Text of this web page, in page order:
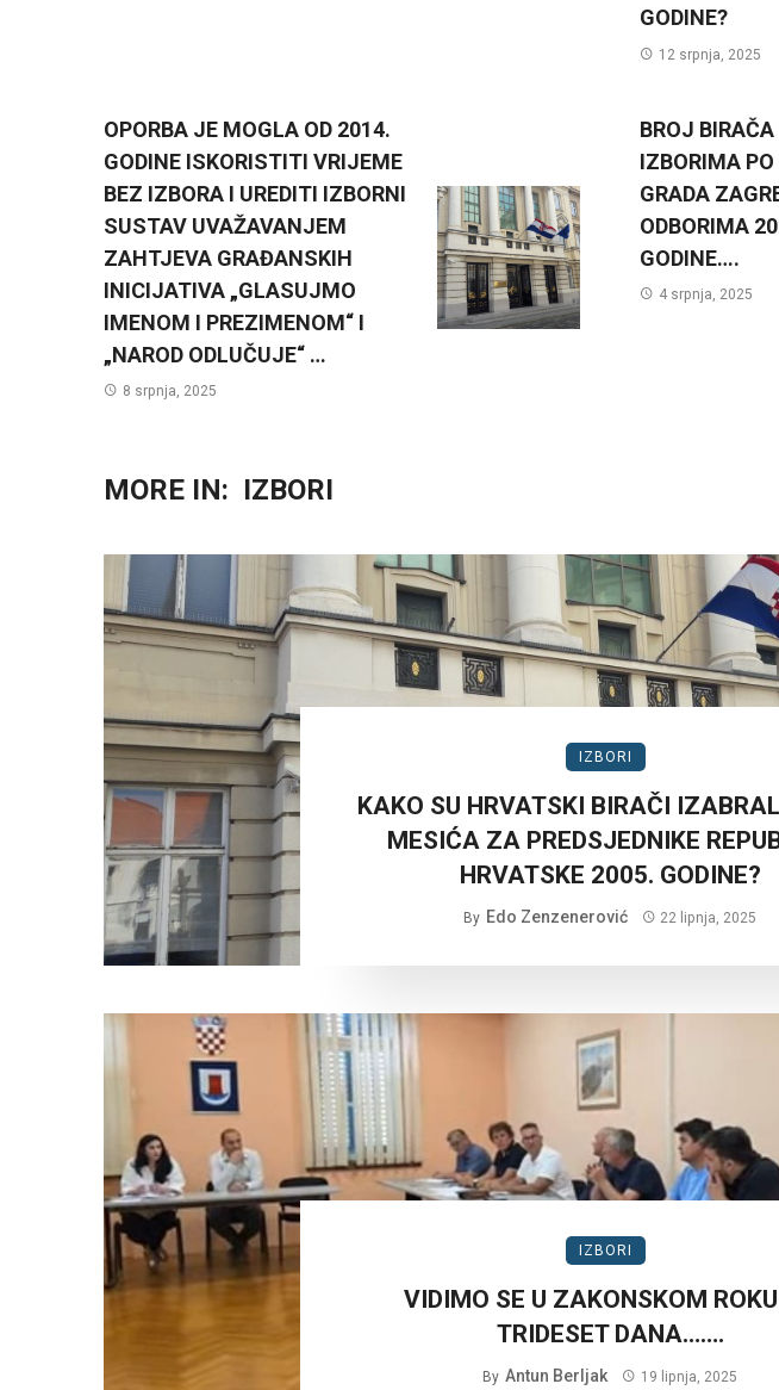
GODINE?
12 srpnja, 2025
OPORBA JE MOGLA OD 2014.
GODINE ISKORISTITI VRIJEME
BEZ IZBORA I UREDITI IZBORNI
SUSTAV UVAŽAVANJEM
ZAHTJEVA GRAĐANSKIH
INICIJATIVA „GLASUJMO
IMENOM I PREZIMENOM“ I
„NAROD ODLUČUJE“ …
8 srpnja, 2025
BROJ
IZBORIMA
GRADA
ODBORIMA
GODINE….
4 srpnja, 2025
MORE IN: IZBORI
IZBORI
KAKO SU HRVATSKI BIRAČI
MESIĆA ZA PREDSJEDNIKE
HRVATSKE 2005. GODINE?
By Edo Zenzenerović 22 lipnja, 2025
IZBORI
VIDIMO SE U ZAKONSKOM
TRIDESET DANA…….
By Antun Berljak 19 lipnja, 2025